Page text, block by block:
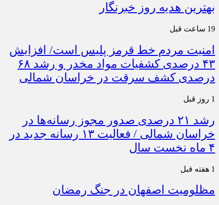
بهترین هدیه روز خبرنگار
19 ساعت قبل
امنیت مردم خط قرمز پلیس است/ افزایش
۴۳ درصدی کشفیات مواد مخدر و رشد ۶۸
درصدی کشف سرقت در خراسان شمالی
1 روز قبل
رشد ۲۱ درصدی صدور مجوز رسانه‌ها در
خراسان شمالی / فعالیت ۱۳ رسانه جدید در
۴ ماه نخست سال
1 هفته قبل
مظلومیت اصفهان در جنگ رمضان